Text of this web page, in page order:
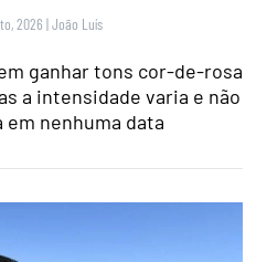
2026 |João Luís
ganhar tons cor-de-rosa
a intensidade varia e não
nenhuma data